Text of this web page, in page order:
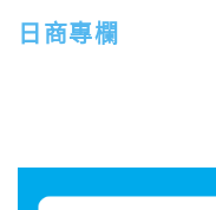
日商專欄